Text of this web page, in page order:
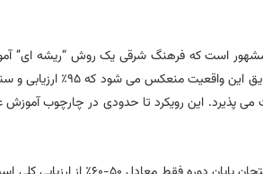
است که فرهنگ شرقی یک روش “ریشه ای”
پایان دوره را ترجیح می دهد. این رویکرد
پذیرد. این رویکرد تا حدودی در چارچوب آموزش